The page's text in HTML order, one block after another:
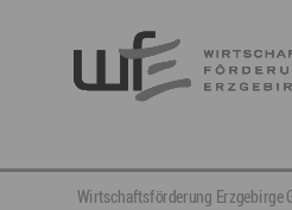
Berufsnachwuchs
aktuelle Angebote
Wirtschaftsservice
Neuigkeiten
Ansprechpartner &
Wirtschaftsförderung Erzgebirge